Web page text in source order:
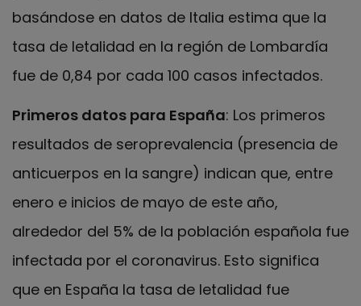
basándose en datos de Italia estima que la
tasa de letalidad en la región de Lombardía
fue de 0,84 por cada 100 casos infectados.
Primeros datos para España: Los primeros
resultados de seroprevalencia (presencia de
anticuerpos en la sangre) indican que, entre
enero e inicios de mayo de este año,
alrededor del 5% de la población española fue
infectada por el coronavirus. Esto significa
que en España la tasa de letalidad fue